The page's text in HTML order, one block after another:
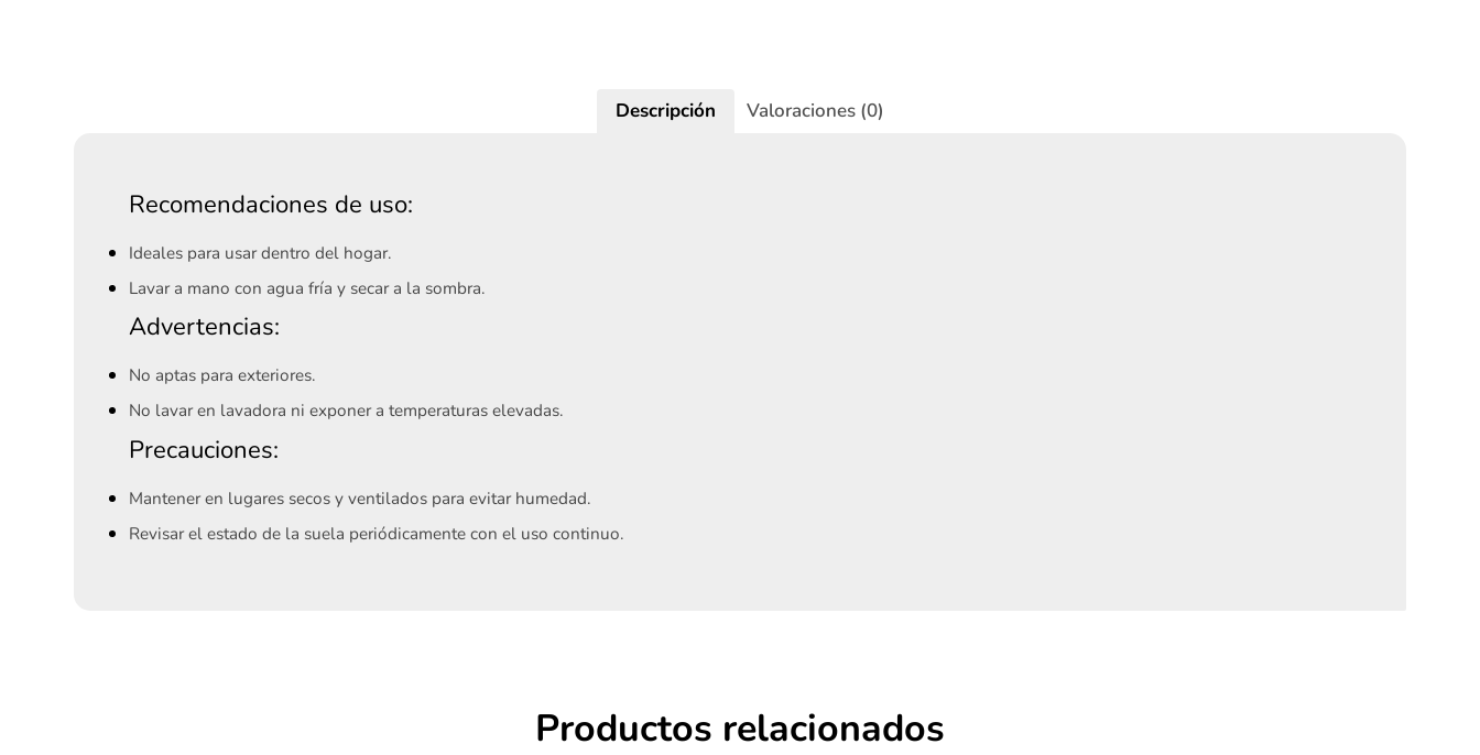
Descripción Valoraciones (0)
Recomendaciones de uso:
Ideales para usar dentro del hogar.
Lavar a mano con agua fría y secar a la sombra.
Advertencias:
No aptas para exteriores.
No lavar en lavadora ni exponer a temperaturas elevadas.
Precauciones:
Mantener en lugares secos y ventilados para evitar humedad.
Revisar el estado de la suela periódicamente con el uso continuo.
Productos relacionados